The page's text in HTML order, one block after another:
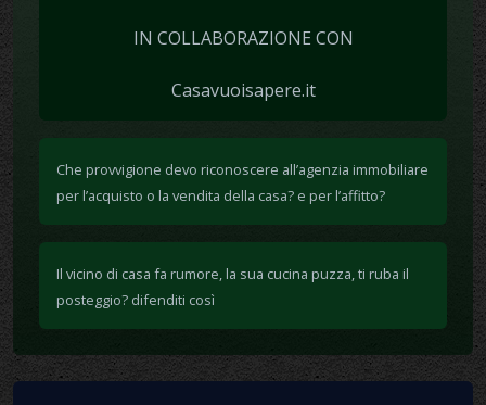
IN COLLABORAZIONE CON
Casavuoisapere.it
Che provvigione devo riconoscere all’agenzia immobiliare
per l’acquisto o la vendita della casa? e per l’affitto?
Il vicino di casa fa rumore, la sua cucina puzza, ti ruba il
posteggio? difenditi così